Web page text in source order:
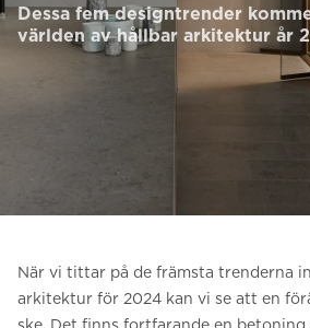
FÖR PROFESSIONELLA
Beställ ett Digitalt HomeKit
Kontakta oss
FAQ
Dessa fem designtrender
världen av hållbar arkitektur år
När vi tittar på de främsta trenderna
arkitektur för 2024 kan vi se att en